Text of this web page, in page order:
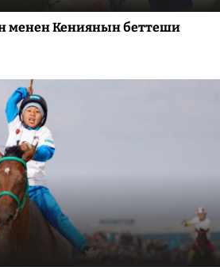
менен Кениянын беттеши